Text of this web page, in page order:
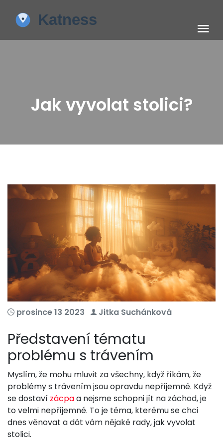
Jak vyvolat stolici?
prosince 13 2023 Jitka Suchánková
Představení tématu
problému s trávením
Myslím, že mohu mluvit za všechny, když říkám, že
problémy s trávením jsou opravdu nepříjemné. Když
se dostaví zácpaa nejsme schopni jít na záchod, je
to velmi nepříjemné. To je téma, kterému se chci
dnes věnovat a dát vám nějaké rady, jak vyvolat
stolici.